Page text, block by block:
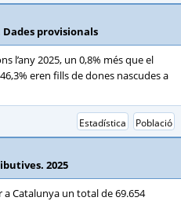
provisionals
l’any 2025, un 0,8% més que el
eren fills de dones nascudes a
Població
Estadística
2025
a Catalunya un total de 69.654